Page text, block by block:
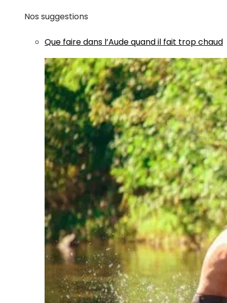
Nos suggestions
Que faire dans l’Aude quand il fait trop chaud